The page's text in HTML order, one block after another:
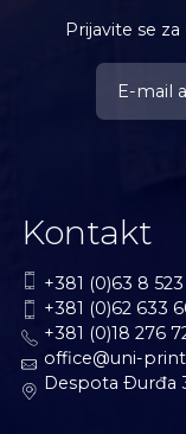
Prijavite se
Kontakt
+381 (0)63 8 523
+381 (0)62 633
+381 (0)18 276
office@uni-
Despota Ðurđa